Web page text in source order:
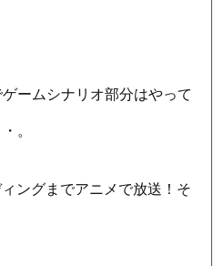
ームシナリオ部分はやって
。
ングまでアニメで放送！そ